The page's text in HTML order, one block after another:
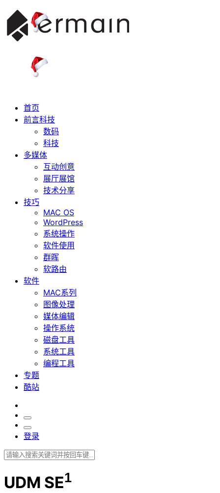
首页
前言科技
数码
科技
多媒体
互动创意
展厅展馆
技术分享
技巧
MAC OS
WordPress
系统操作
软件使用
群晖
软路由
软件
MAC系列
图像处理
媒体编辑
操作系统
磁盘工具
系统工具
编程工具
专题
酷站
登录
UDM SE1